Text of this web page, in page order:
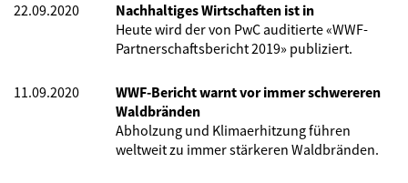
22.09.2020
Nachhaltiges Wirtschaften ist in
Heute wird der von PwC auditierte «WWF-
Partnerschaftsbericht 2019» publiziert.
11.09.2020
WWF-Bericht warnt vor immer schwereren
Waldbränden
Abholzung und Klimaerhitzung führen
weltweit zu immer stärkeren Waldbränden.